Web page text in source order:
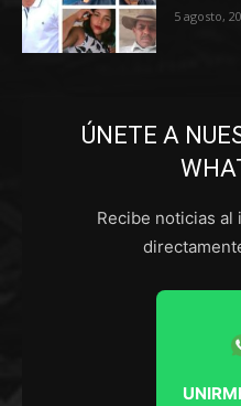
5 agosto,
ÚNETE A
Recibe noticias al